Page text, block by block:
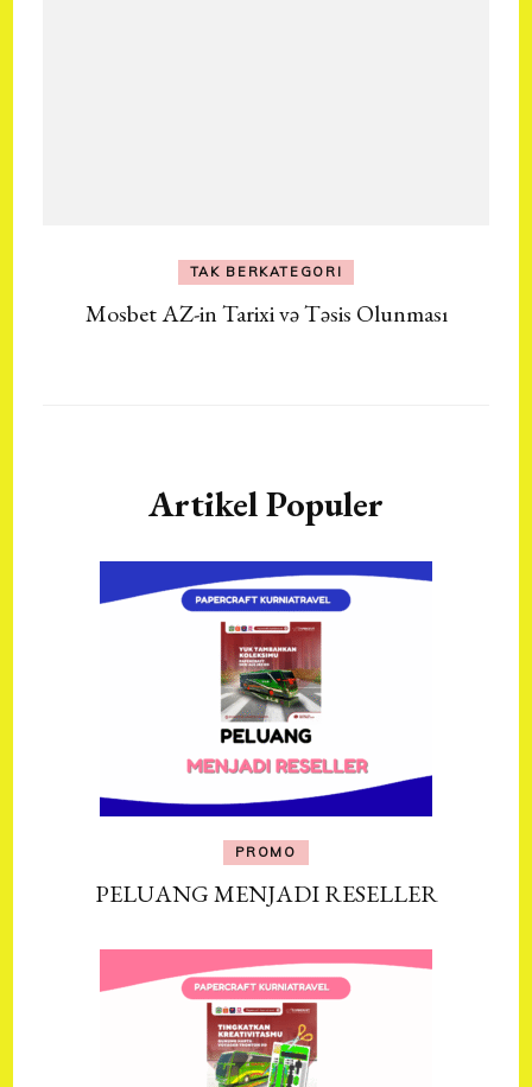
TAK BERKATEGORI
Mosbet AZ-in Tarixi və Təsis Olunması
Artikel Populer
PROMO
PELUANG MENJADI RESELLER